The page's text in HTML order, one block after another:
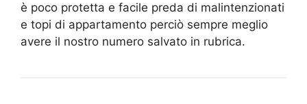
è poco protetta e facile preda di malintenzionati
e topi di appartamento perciò sempre meglio
avere il nostro numero salvato in rubrica.